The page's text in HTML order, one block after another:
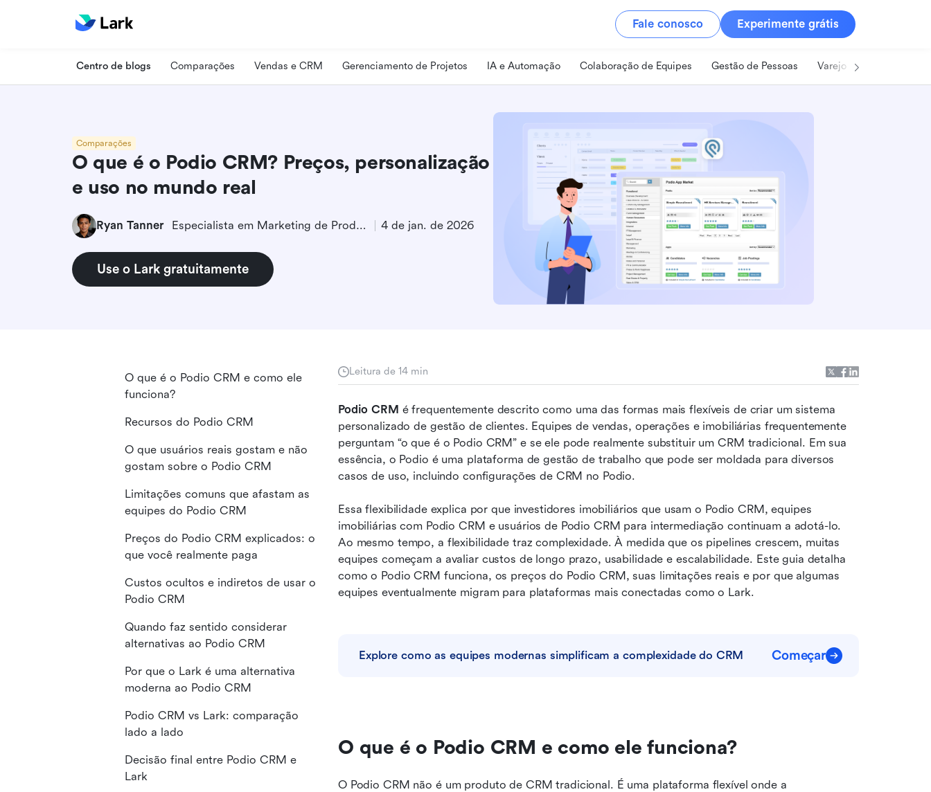
Fale conosco Experimente grátis
Centro de blogs Comparações Vendas e CRM Gerenciamento de Projetos IA e Automação Colaboração de Equipes Gestão de Pessoas Varejo
Comparações
O que é o Podio CRM? Preços, personalização
e uso no mundo real
Ryan Tanner Especialista em Marketing de Produto 4 de jan. de 2026
Use o Lark gratuitamente
Leitura de 14 min
Podio CRM é frequentemente descrito como uma das formas mais flexíveis de criar um sistema
personalizado de gestão de clientes. Equipes de vendas, operações e imobiliárias frequentemente
perguntam “o que é o Podio CRM” e se ele pode realmente substituir um CRM tradicional. Em sua
essência, o Podio é uma plataforma de gestão de trabalho que pode ser moldada para diversos
casos de uso, incluindo configurações de CRM no Podio.
Essa flexibilidade explica por que investidores imobiliários que usam o Podio CRM, equipes
imobiliárias com Podio CRM e usuários de Podio CRM para intermediação continuam a adotá-lo.
Ao mesmo tempo, a flexibilidade traz complexidade. À medida que os pipelines crescem, muitas
equipes começam a avaliar custos de longo prazo, usabilidade e escalabilidade. Este guia detalha
como o Podio CRM funciona, os preços do Podio CRM, suas limitações reais e por que algumas
equipes eventualmente migram para plataformas mais conectadas como o Lark.
Explore como as equipes modernas simplificam a complexidade do CRM Começar
O que é o Podio CRM e como ele funciona?
O Podio CRM não é um produto de CRM tradicional. É uma plataforma flexível onde a
O que é o Podio CRM e como ele
funciona?
Recursos do Podio CRM
O que usuários reais gostam e não
gostam sobre o Podio CRM
Limitações comuns que afastam as
equipes do Podio CRM
Preços do Podio CRM explicados: o
que você realmente paga
Custos ocultos e indiretos de usar o
Podio CRM
Quando faz sentido considerar
alternativas ao Podio CRM
Por que o Lark é uma alternativa
moderna ao Podio CRM
Podio CRM vs Lark: comparação
lado a lado
Decisão final entre Podio CRM e
Lark